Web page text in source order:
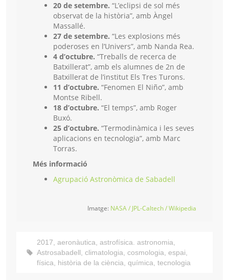
20 de setembre. “L’eclipsi de sol més
observat de la història”, amb Àngel
Massallé.
27 de setembre. “Les explosions més
poderoses en l’Univers”, amb Nanda Rea.
4 d’octubre. “Treballs de recerca de
Batxillerat”, amb els alumnes de 2n de
Batxillerat de l’institut Els Tres Turons.
11 d’octubre. “Fenomen El Niño”, amb
Montse Ribell.
18 d’octubre. “El temps”, amb Roger
Buxó.
25 d’octubre. “Termodinàmica i les seves
aplicacions en tecnologia”, amb Marc
Torras.
Més informació
Agrupació Astronòmica de Sabadell
Imatge: NASA / JPL-Caltech / Wikipedia
2017, aeronàutica, astrofísica. astronomia,
Astrosabadell, climatologia, cosmologia, espai,
física, història de la ciència, química, tecnologia